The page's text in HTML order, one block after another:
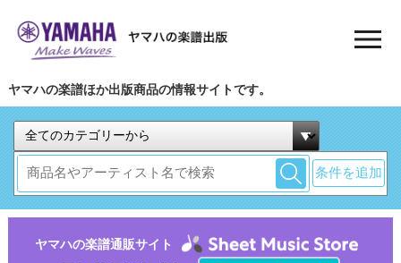
ヤマハの楽譜ほか出版商品の情報サイトです。
条件を追加
ヤマハの楽譜通販サイト